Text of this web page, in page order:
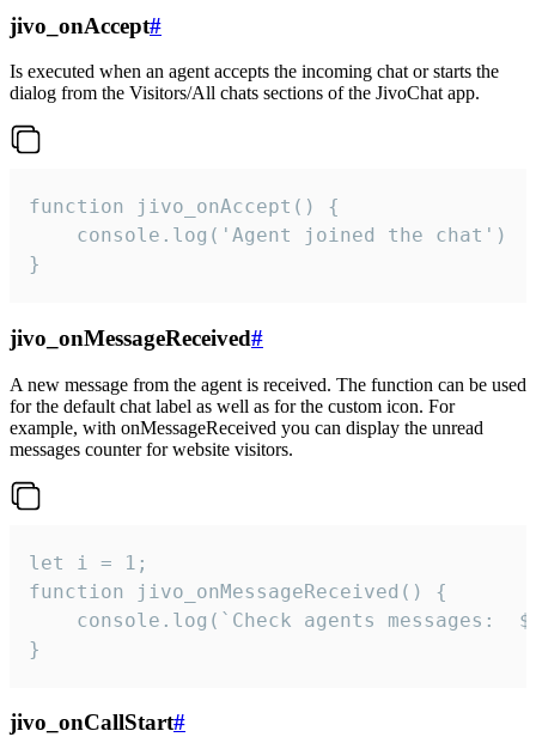
jivo_onAccept#
Is executed when an agent accepts the incoming chat or starts the
dialog from the Visitors/All chats sections of the JivoChat app.
function jivo_onAccept() {
}
jivo_onMessageReceived#
A new message from the agent is received. The function can be used
for the default chat label as well as for the custom icon. For
example, with onMessageReceived you can display the unread
messages counter for website visitors.
let i = 1;
function jivo_onMessageReceived() {
}
jivo_onCallStart#